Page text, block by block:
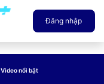
Đăng nhập
Video nổi bật